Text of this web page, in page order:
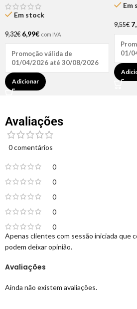
Em stock
9,32€ 6,99€ com IVA
Promoção válida de
01/04/2026 até 30/08/2026
Adicionar
Em
9,55€
01/
Avaliações
0 comentários
0
0
0
0
0
Avaliações
Ainda não existem avaliações.
Apenas clientes com sessão iniciada que
podem deixar opinião.